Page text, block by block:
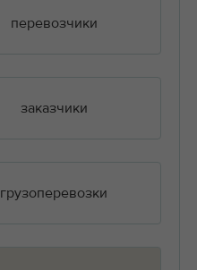
перевозчики
заказчики
грузоперевозки